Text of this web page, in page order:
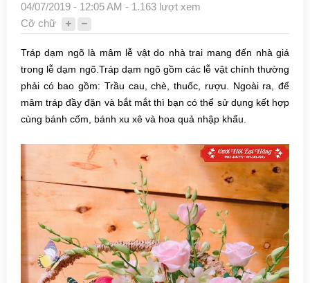
04/07/2019 - 12:05 AM - 1.163 lượt xem
Cỡ chữ
Tráp dạm ngõ là mâm lễ vật do nhà trai mang đến nhà giá
trong lễ dạm ngõ.Tráp dạm ngõ gồm các lễ vật chính thường
phải có bao gồm: Trầu cau, chè, thuốc, rượu. Ngoài ra, để
mâm tráp đầy đặn và bắt mắt thì bạn có thể sử dụng kết hợp
cùng bánh cốm, bánh xu xê và hoa quả nhập khẩu.